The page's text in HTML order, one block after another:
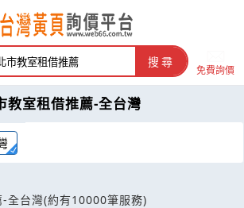
搜尋
免費詢價
教室租借推薦-全台灣
-全台灣(約有10000筆服務)